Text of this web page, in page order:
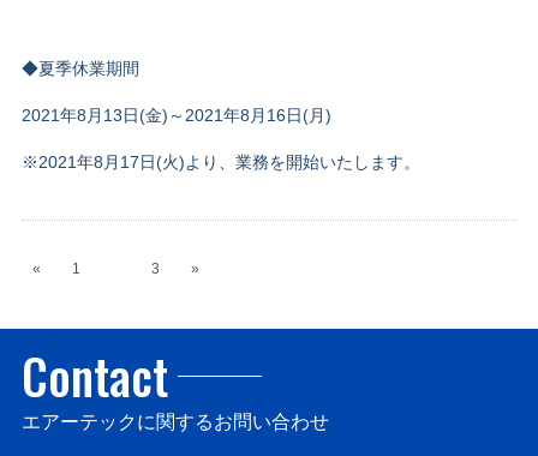
◆夏季休業期間
2021年8 月 13日(金) ～ 2021年8 月 16日(月)
※2021年8 月 17日(火)より、業務を開始いたします。
« 1 3 »
Contact
エアーテックに関するお問い合わせ